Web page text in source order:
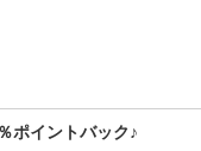
ポイントバック♪